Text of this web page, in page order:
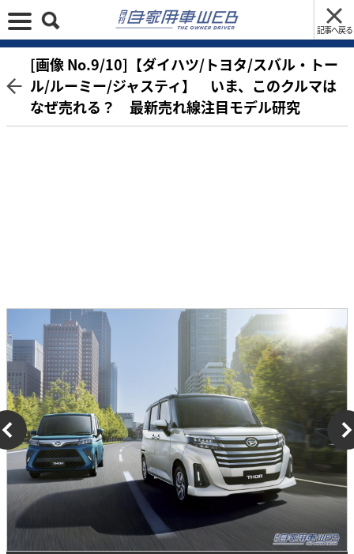
記事へ戻る
[画像 No.9/10]【ダイハツ/トヨタ/スバル・トー
ル/ルーミー/ジャスティ】 いま、このクルマは
なぜ売れる？ 最新売れ線注目モデル研究